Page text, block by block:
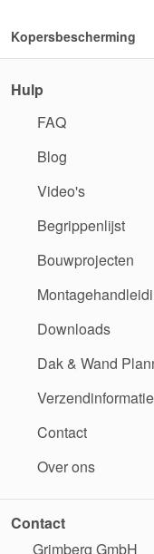
Kopersbescherming
Hulp
FAQ
Blog
Video's
Begrippenlijst
Bouwprojecten
Downloads
Dak & Wand
Verzendinformatie
Contact
Over ons
Contact
Grimberg GmbH